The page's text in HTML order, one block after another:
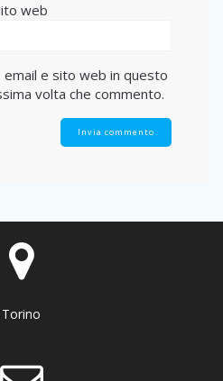
web
email e sito web in questo
volta che commento.
Torino